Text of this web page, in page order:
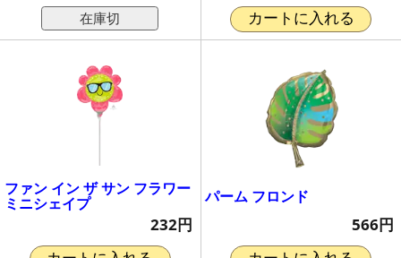
在庫切 カートに入れる
ファン イン ザ サン フラワー
ミニシェイプ
232円
パーム フロンド
566円